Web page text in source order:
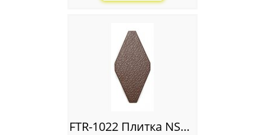
Мозаика Tonomosaic
Мозаика Опера Декора
FTR-1022 Плитка NSmosaic